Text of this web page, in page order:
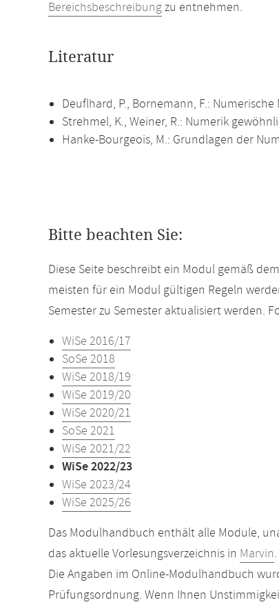
Bereichsbeschreibungzu entnehmen.
Literatur
Deuflhard, P., Bornemann, F.:
Strehmel, K., Weiner, R.: Numerik
Hanke-Bourgeois, M.: Grundlagen der
Bitte beachten Sie:
Diese Seite beschreibt ein Modul gemäß
meisten für ein Modul gültigen Regeln
Semester zu Semester aktualisiert werden.
WiSe 2016/17
SoSe 2018
WiSe 2018/19
WiSe 2019/20
WiSe 2020/21
SoSe 2021
WiSe 2021/22
WiSe 2022/23
WiSe 2023/24
WiSe 2025/26
Das Modulhandbuch enthält alle Module,
das aktuelle Vorlesungsverzeichnis in Marvin.
Die Angaben im Online-Modulhandbuch
Prüfungsordnung. Wenn Ihnen